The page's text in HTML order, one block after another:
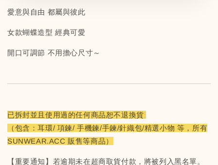
愛意與自由 都屬與彼此
女款蝴蝶造型 經典可愛
開口可調節 不用擔心尺寸～
已拆封並且使用過的任何商品恕不退換貨
（包含：耳環/ 項鍊/ 手機鍊/手鍊/針織包/精選小物 等，所有
SUNWEAR.ACC 販售等商品）
【重要通知】若逾期未在超商取貨付款，將被列入黑名單。